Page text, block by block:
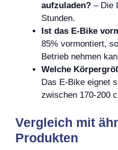
aufzuladen? – Die
Stunden.
Ist das E-Bike
85% vormontiert,
Betrieb nehmen
Welche
Das E-Bike eignet
zwischen 170-200
Vergleich mit
Produkten